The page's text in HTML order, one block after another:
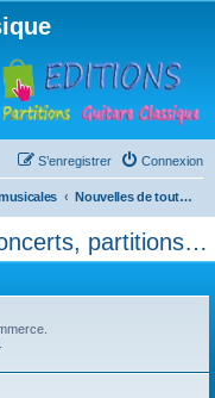
Connexion
S’enregistrer
Nouvelles de toutes sortes, concerts, partitions…
partitions…